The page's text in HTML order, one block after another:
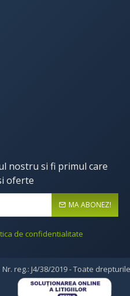
nostru si fi primul care
oferte
MA ABONEZ!
de confidentialitate
Nr. reg.: J4/38/2019 - Toate